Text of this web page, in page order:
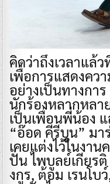
คิดว่าถึงเวลาแล้
เพื่อการแสดงคว
อย่างเป็นทางกา
นักร้องหลากหลา
เป็นเพื่อนพี่น้อง
“อ๊อด คีรีบูน” มา
เคยแต่งไว้ในงา
ปั่น ไพบูลย์เกียร
งกูร, ต้อม เรนโ